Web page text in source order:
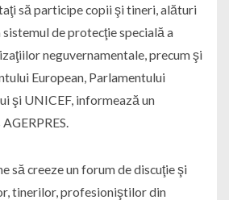
să participe copii şi tineri, alături
de protecţie specială a
neguvernamentale, precum şi
European, Parlamentului
şi UNICEF, informează un
să creeze un forum de discuţie şi
tinerilor, profesioniştilor din